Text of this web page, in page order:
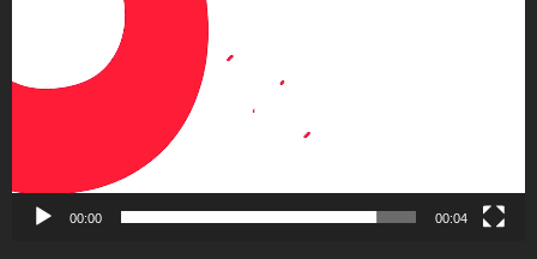
00:00 00:04